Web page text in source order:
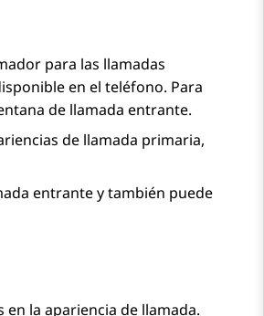
para las llamadas
en el teléfono. Para
de llamada entrante.
de llamada primaria,
entrante y también puede
la apariencia de llamada.